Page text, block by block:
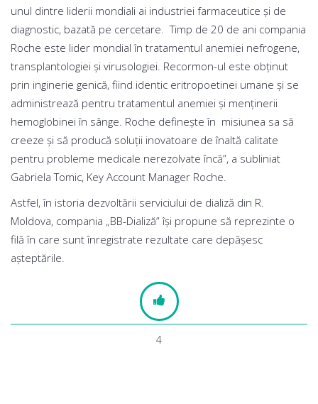
unul dintre liderii mondiali ai industriei farmaceutice și de
diagnostic, bazată pe cercetare. Timp de 20 de ani compania
Roche este lider mondial în tratamentul anemiei nefrogene,
transplantologiei și virusologiei. Recormon-ul este obținut
prin inginerie genică, fiind identic eritropoetinei umane și se
administrează pentru tratamentul anemiei și menținerii
hemoglobinei în sânge. Roche definește în misiunea sa să
creeze și să producă soluții inovatoare de înaltă calitate
pentru probleme medicale nerezolvate încă”, a subliniat
Gabriela Tomic, Key Account Manager Roche.
Astfel, în istoria dezvoltării serviciului de dializă din R.
Moldova, compania „BB-Dializă” își propune să reprezinte o
filă în care sunt înregistrate rezultate care depășesc
așteptările.
4